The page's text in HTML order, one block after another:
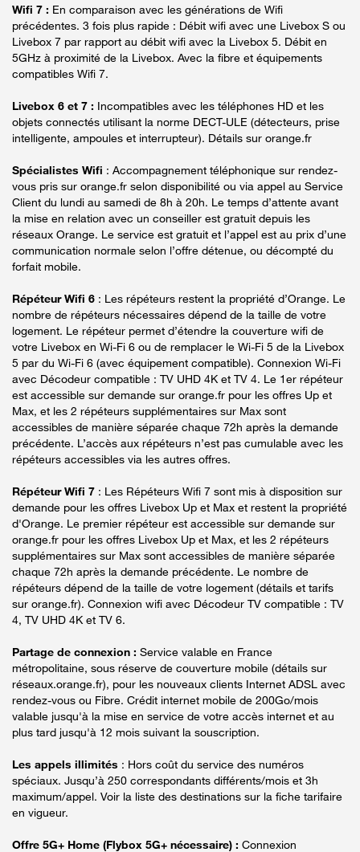
Wifi 7 : En comparaison avec les générations de Wifi
précédentes. 3 fois plus rapide : Débit wifi avec une Livebox S ou
Livebox 7 par rapport au débit wifi avec la Livebox 5. Débit en
5GHz à proximité de la Livebox. Avec la fibre et équipements
compatibles Wifi 7.
Livebox 6 et 7 : Incompatibles avec les téléphones HD et les
objets connectés utilisant la norme DECT-ULE (détecteurs, prise
intelligente, ampoules et interrupteur). Détails sur orange.fr
Spécialistes Wifi : Accompagnement téléphonique sur rendez-
vous pris sur orange.fr selon disponibilité ou via appel au Service
Client du lundi au samedi de 8h à 20h. Le temps d’attente avant
la mise en relation avec un conseiller est gratuit depuis les
réseaux Orange. Le service est gratuit et l’appel est au prix d’une
communication normale selon l’offre détenue, ou décompté du
forfait mobile.
Répéteur Wifi 6 : Les répéteurs restent la propriété d’Orange. Le
nombre de répéteurs nécessaires dépend de la taille de votre
logement. Le répéteur permet d’étendre la couverture wifi de
votre Livebox en Wi-Fi 6 ou de remplacer le Wi-Fi 5 de la Livebox
5 par du Wi-Fi 6 (avec équipement compatible). Connexion Wi-Fi
avec Décodeur compatible : TV UHD 4K et TV 4. Le 1er répéteur
est accessible sur demande sur orange.fr pour les offres Up et
Max, et les 2 répéteurs supplémentaires sur Max sont
accessibles de manière séparée chaque 72h après la demande
précédente. L’accès aux répéteurs n’est pas cumulable avec les
répéteurs accessibles via les autres offres.
Répéteur Wifi 7 : Les Répéteurs Wifi 7 sont mis à disposition sur
demande pour les offres Livebox Up et Max et restent la propriété
d'Orange. Le premier répéteur est accessible sur demande sur
orange.fr pour les offres Livebox Up et Max, et les 2 répéteurs
supplémentaires sur Max sont accessibles de manière séparée
chaque 72h après la demande précédente. Le nombre de
répéteurs dépend de la taille de votre logement (détails et tarifs
sur orange.fr). Connexion wifi avec Décodeur TV compatible : TV
4, TV UHD 4K et TV 6.
Partage de connexion : Service valable en France
métropolitaine, sous réserve de couverture mobile (détails sur
réseaux.orange.fr), pour les nouveaux clients Internet ADSL avec
rendez-vous ou Fibre. Crédit internet mobile de 200Go/mois
valable jusqu'à la mise en service de votre accès internet et au
plus tard jusqu'à 12 mois suivant la souscription.
Les appels illimités : Hors coût du service des numéros
spéciaux. Jusqu’à 250 correspondants différents/mois et 3h
maximum/appel. Voir la liste des destinations sur la fiche tarifaire
en vigueur.
Offre 5G+ Home (Flybox 5G+ nécessaire) : Connexion